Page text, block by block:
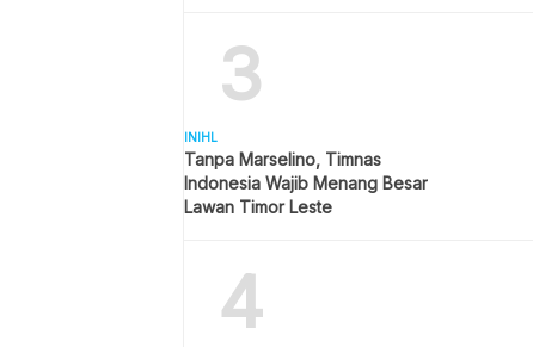
3
INIHL
Tanpa Marselino, Timnas
Indonesia Wajib Menang Besar
Lawan Timor Leste
4